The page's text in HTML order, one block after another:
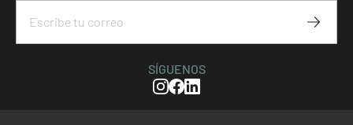
SÍGUENOS
Instagram
Facebook
Linkedin